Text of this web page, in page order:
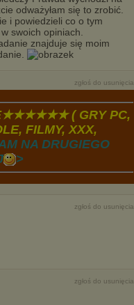
odważyłam się to zrobić.
i powiedzieli co o tym
swoich opiniach.
znajduje się moim
zgłoś do usunięcia
( GRY PC,
FILMY, XXX,
NA DRUGIEGO
>
zgłoś do usunięcia
zgłoś do usunięcia